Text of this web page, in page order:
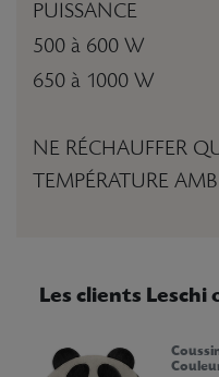
PUISSANCE
500 à 600 W
650 à 1000 W
NE RÉCHAUFFER
TEMPÉRATURE
Les clients